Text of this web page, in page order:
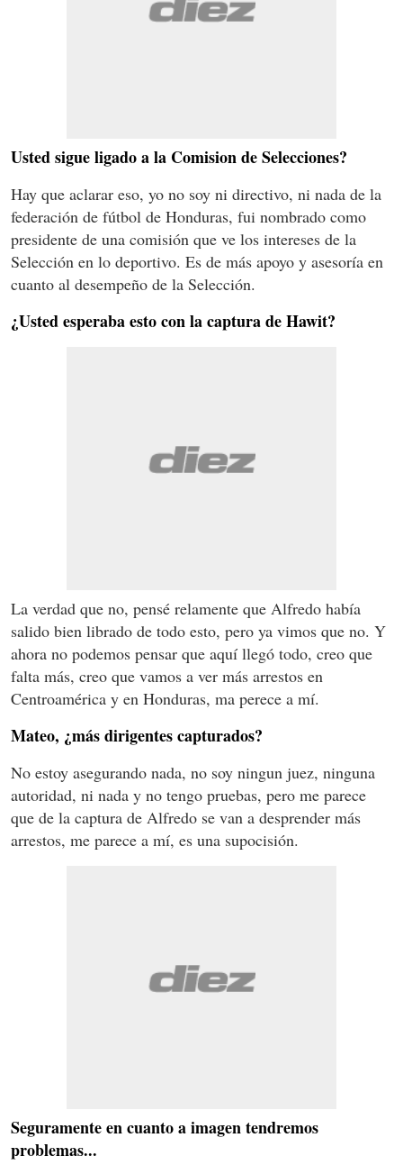
Usted sigue ligado a la Comision de Selecciones?
Hay que aclarar eso, yo no soy ni directivo, ni nada de la
federación de fútbol de Honduras, fui nombrado como
presidente de una comisión que ve los intereses de la
Selección en lo deportivo. Es de más apoyo y asesoría en
cuanto al desempeño de la Selección.
¿Usted esperaba esto con la captura de Hawit?
La verdad que no, pensé relamente que Alfredo había
salido bien librado de todo esto, pero ya vimos que no. Y
ahora no podemos pensar que aquí llegó todo, creo que
falta más, creo que vamos a ver más arrestos en
Centroamérica y en Honduras, ma perece a mí.
Mateo, ¿más dirigentes capturados?
No estoy asegurando nada, no soy ningun juez, ninguna
autoridad, ni nada y no tengo pruebas, pero me parece
que de la captura de Alfredo se van a desprender más
arrestos, me parece a mí, es una supocisión.
Seguramente en cuanto a imagen tendremos
problemas...